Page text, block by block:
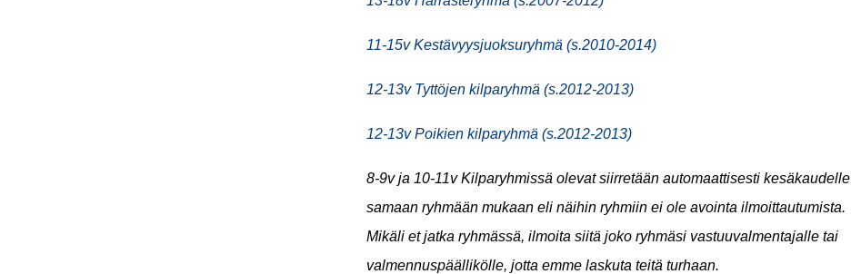
11-15v Kestävyysjuoksuryhmä (s.2010-2014)
12-13v Tyttöjen kilparyhmä (s.2012-2013)
12-13v Poikien kilparyhmä (s.2012-2013)
8-9v ja 10-11v Kilparyhmissä olevat siirretään automaattisesti kesäkaudelle
samaan ryhmään mukaan eli näihin ryhmiin ei ole avointa ilmoittautumista.
Mikäli et jatka ryhmässä, ilmoita siitä joko ryhmäsi vastuuvalmentajalle tai
valmennuspäällikölle, jotta emme laskuta teitä turhaan.